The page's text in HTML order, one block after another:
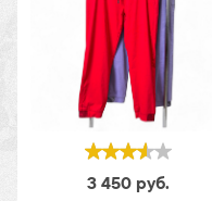
3 450 руб.